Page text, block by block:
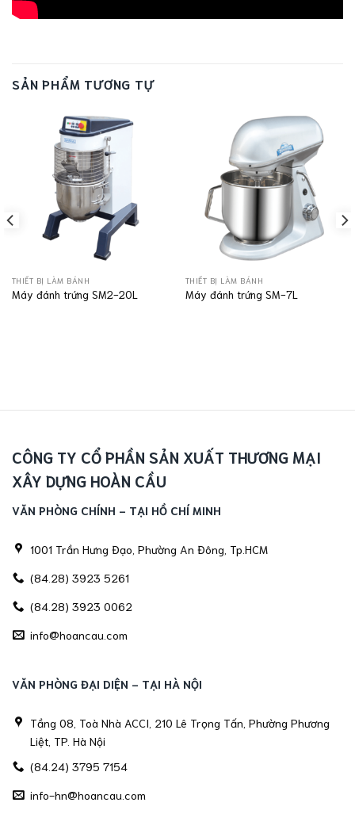
SẢN PHẨM TƯƠNG TỰ
THIẾT BỊ LÀM BÁNH
Máy đánh trứng SM2-20L
THIẾT BỊ LÀM BÁNH
Máy đánh trứng SM-7L
CÔNG TY CỔ PHẦN SẢN XUẤT THƯƠNG MẠI
XÂY DỰNG HOÀN CẦU
VĂN PHÒNG CHÍNH - TẠI HỒ CHÍ MINH
1001 Trần Hưng Đạo, Phường An Đông, Tp.HCM
(84.28) 3923 5261
(84.28) 3923 0062
info@hoancau.com
VĂN PHÒNG ĐẠI DIỆN - TẠI HÀ NỘI
Tầng 08, Toà Nhà ACCI, 210 Lê Trọng Tấn, Phường Phương
Liệt, TP. Hà Nội
(84.24) 3795 7154
info-hn@hoancau.com